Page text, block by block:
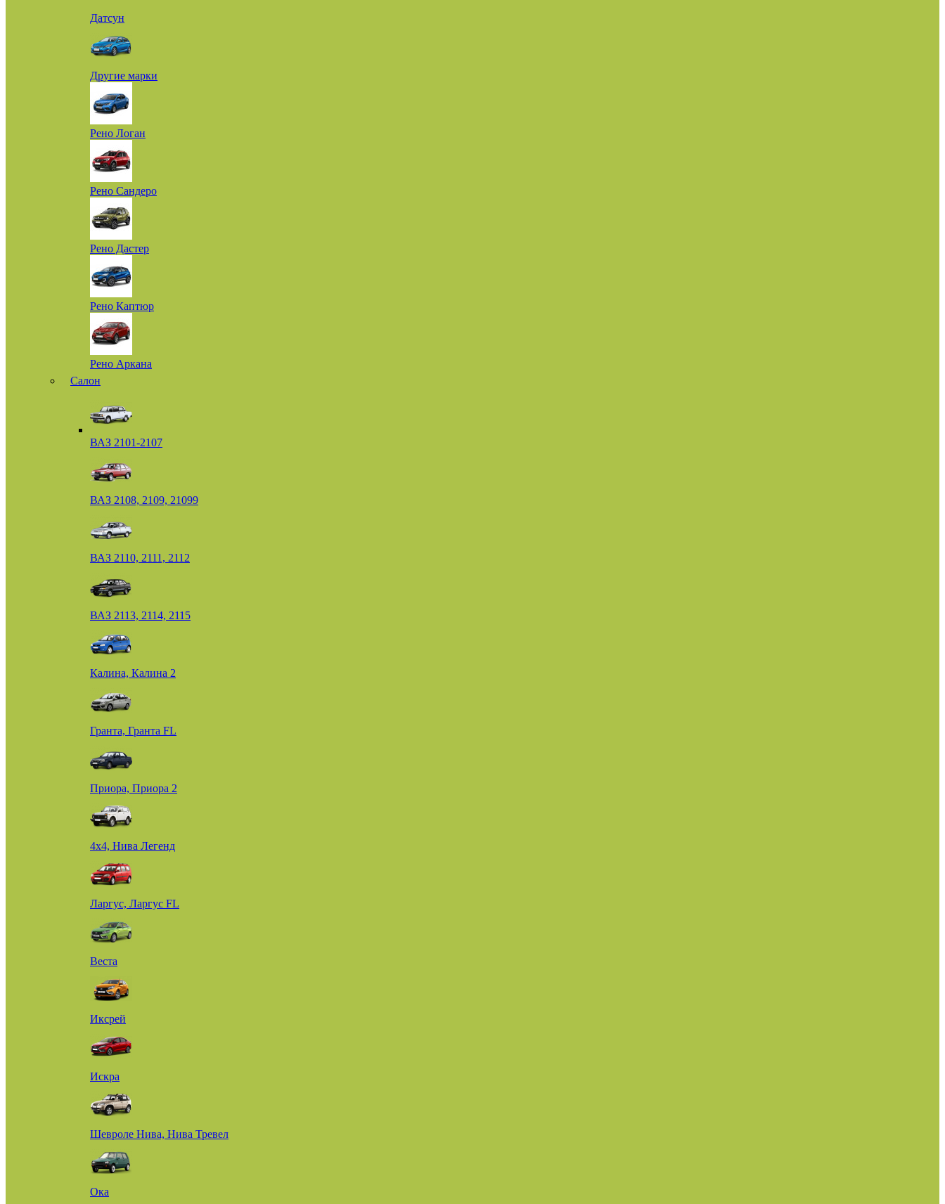
Датсун
Другие марки
Рено Логан
Рено Сандеро
Рено Дастер
Рено Каптюр
Рено Аркана
Салон
ВАЗ 2101-2107
ВАЗ 2108, 2109, 21099
ВАЗ 2110, 2111, 2112
ВАЗ 2113, 2114, 2115
Калина, Калина 2
Гранта, Гранта FL
Приора, Приора 2
4х4, Нива Легенд
Ларгус, Ларгус FL
Веста
Иксрей
Искра
Шевроле Нива, Нива Тревел
Ока